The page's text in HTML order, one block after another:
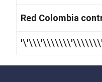
Red Colombia